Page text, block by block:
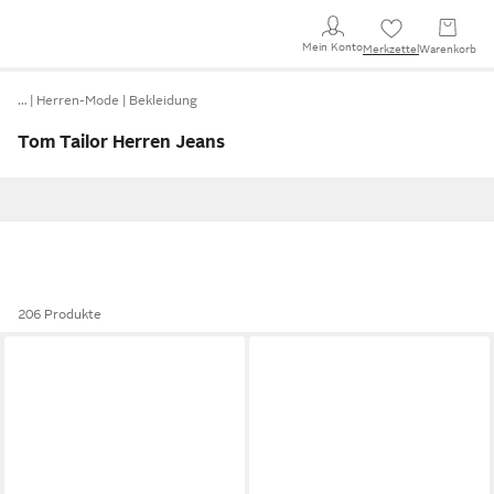
Mein KontoMerkzettel Warenkorb
… Herren-Mode Bekleidung
Tom Tailor Herren Jeans
206 Produkte